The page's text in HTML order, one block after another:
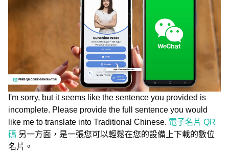
I'm sorry, but it seems like the sentence you provided is
incomplete. Please provide the full sentence you would
like me to translate into Traditional Chinese. 電子名片 QR
碼 另一方面，是一張您可以輕鬆在您的設備上下載的數位
名片。